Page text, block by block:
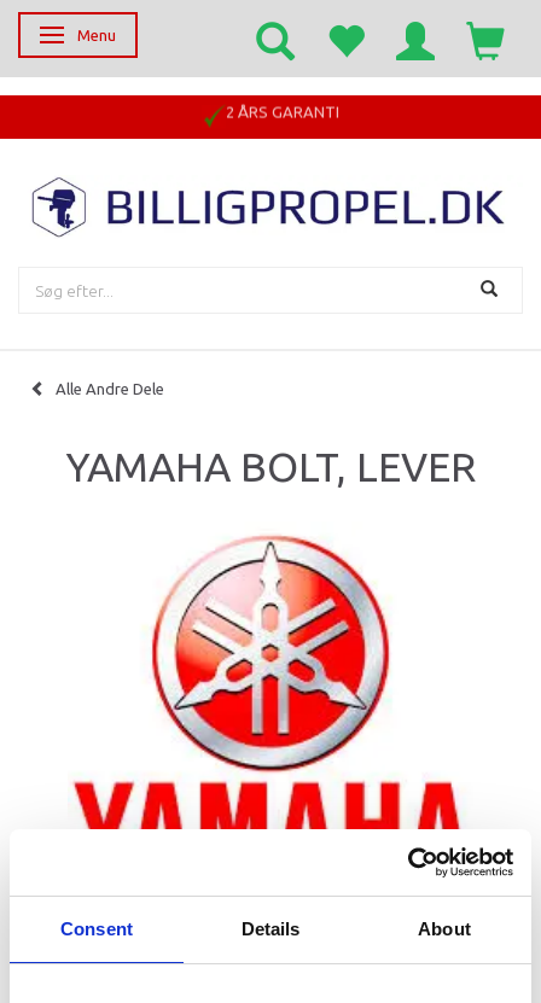
Consent Details About
Skifte navigation
Menu
2 ÅRS GARANTI
Alle Andre Dele
YAMAHA BOLT, LEVER